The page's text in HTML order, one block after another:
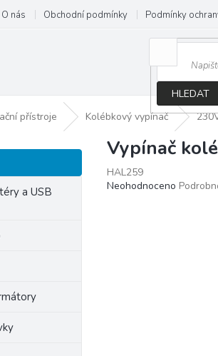
O nás Obchodní podmínky Podmínky
HLEDAT
přístroje Kolébkový vypínač
a USB
Vypínač
HAL259
Průměrné
Neohodnoceno